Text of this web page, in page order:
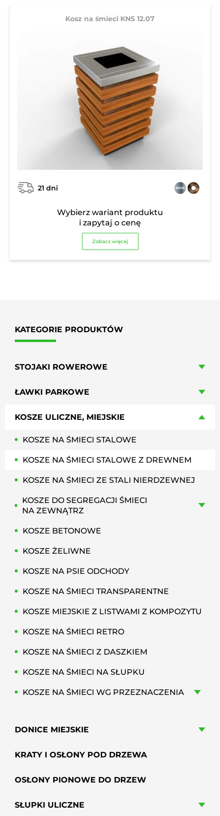
Kosz na śmieci KNS 12.07
21 dni
Wybierz wariant produktu
i zapytaj o cenę
Zobacz więcej
KATEGORIE PRODUKTÓW
STOJAKI ROWEROWE
ŁAWKI PARKOWE
KOSZE ULICZNE, MIEJSKIE
KOSZE NA ŚMIECI STALOWE
KOSZE NA ŚMIECI STALOWE Z DREWNEM
KOSZE NA ŚMIECI ZE STALI NIERDZEWNEJ
KOSZE DO SEGREGACJI ŚMIECI
NA ZEWNĄTRZ
KOSZE BETONOWE
KOSZE ŻELIWNE
KOSZE NA PSIE ODCHODY
KOSZE NA ŚMIECI TRANSPARENTNE
KOSZE MIEJSKIE Z LISTWAMI Z KOMPOZYTU
KOSZE NA ŚMIECI RETRO
KOSZE NA ŚMIECI Z DASZKIEM
KOSZE NA ŚMIECI NA SŁUPKU
KOSZE NA ŚMIECI WG PRZEZNACZENIA
DONICE MIEJSKIE
KRATY I OSŁONY POD DRZEWA
OSŁONY PIONOWE DO DRZEW
SŁUPKI ULICZNE